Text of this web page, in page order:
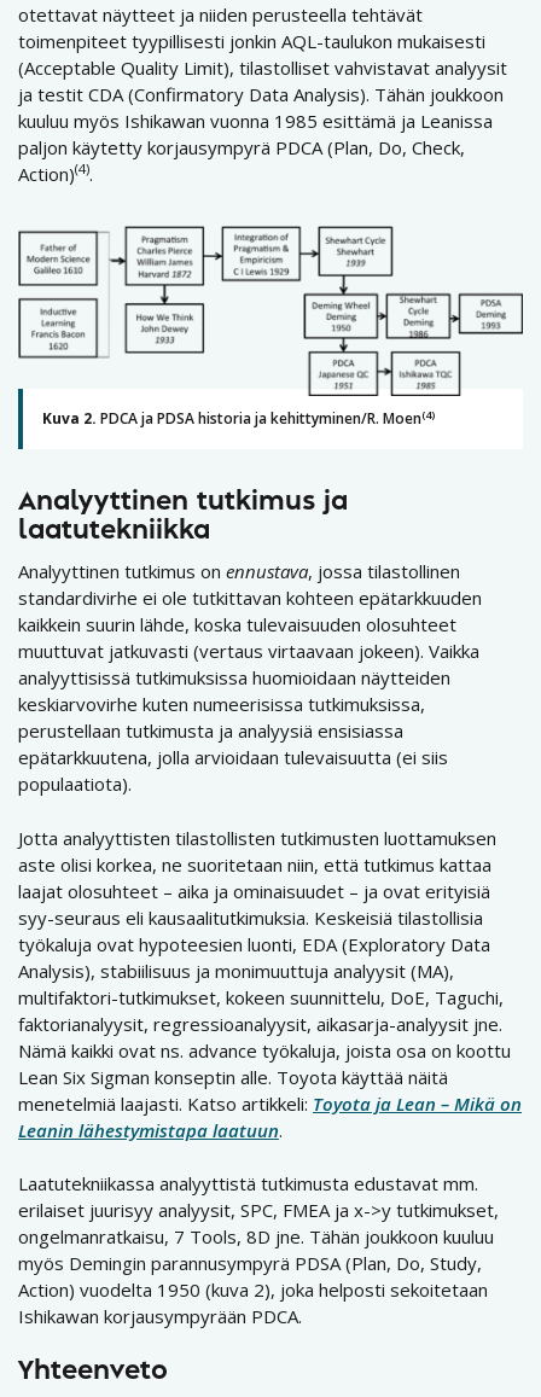
otettavat näytteet ja niiden perusteella tehtävät
toimenpiteet tyypillisesti jonkin AQL-taulukon mukaisesti
(Acceptable Quality Limit), tilastolliset vahvistavat analyysit
ja testit CDA (Confirmatory Data Analysis). Tähän joukkoon
kuuluu myös Ishikawan vuonna 1985 esittämä ja Leanissa
paljon käytetty korjausympyrä PDCA (Plan, Do, Check,
Action)(4).
Kuva 2. PDCA ja PDSA historia ja kehittyminen/R. Moen(4)
Analyyttinen tutkimus ja
laatutekniikka
Analyyttinen tutkimus on ennustava, jossa tilastollinen
standardivirhe ei ole tutkittavan kohteen epätarkkuuden
kaikkein suurin lähde, koska tulevaisuuden olosuhteet
muuttuvat jatkuvasti (vertaus virtaavaan jokeen). Vaikka
analyyttisissä tutkimuksissa huomioidaan näytteiden
keskiarvovirhe kuten numeerisissa tutkimuksissa,
perustellaan tutkimusta ja analyysiä ensisiassa
epätarkkuutena, jolla arvioidaan tulevaisuutta (ei siis
populaatiota).
Jotta analyyttisten tilastollisten tutkimusten luottamuksen
aste olisi korkea, ne suoritetaan niin, että tutkimus kattaa
laajat olosuhteet – aika ja ominaisuudet – ja ovat erityisiä
syy-seuraus eli kausaalitutkimuksia. Keskeisiä tilastollisia
työkaluja ovat hypoteesien luonti, EDA (Exploratory Data
Analysis), stabiilisuus ja monimuuttuja analyysit (MA),
multifaktori-tutkimukset, kokeen suunnittelu, DoE, Taguchi,
faktorianalyysit, regressioanalyysit, aikasarja-analyysit jne.
Nämä kaikki ovat ns. advance työkaluja, joista osa on koottu
Lean Six Sigman konseptin alle. Toyota käyttää näitä
menetelmiä laajasti. Katso artikkeli: Toyota ja Lean – Mikä on
Leanin lähestymistapa laatuun.
Laatutekniikassa analyyttistä tutkimusta edustavat mm.
erilaiset juurisyy analyysit, SPC, FMEA ja x->y tutkimukset,
ongelmanratkaisu, 7 Tools, 8D jne. Tähän joukkoon kuuluu
myös Demingin parannusympyrä PDSA (Plan, Do, Study,
Action) vuodelta 1950 (kuva 2), joka helposti sekoitetaan
Ishikawan korjausympyrään PDCA.
Yhteenveto